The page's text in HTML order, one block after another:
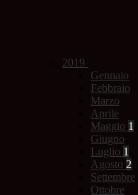
2019
Gennaio
Febbraio
Marzo
Aprile
Maggio 1
Giugno
Luglio 1
Agosto 2
Settembre
Ottobre